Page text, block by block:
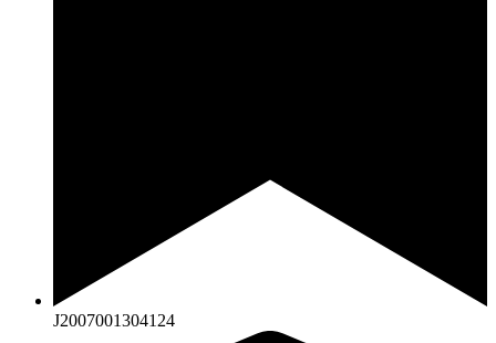
J2007001304124